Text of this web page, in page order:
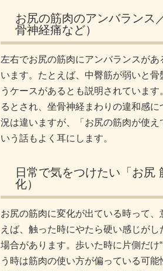
お尻の筋肉のアンバランス
骨神経痛など）
左右でお尻の筋肉にアンバランスが
います。たとえば、中臀筋が弱いと
うケースがあるとも説明されていま
るとされ、坐骨神経まわりの違和感
況は違いますが、「お尻の筋肉が使
いう話もよく耳にします。
日常で気をつけたい「お尻
化）
お尻の筋肉に変化が出ている時って
えば、触った時にやたら硬い感じが
場合があります。歩いた時に片側だ
う時は筋肉の使い方が偏っている可